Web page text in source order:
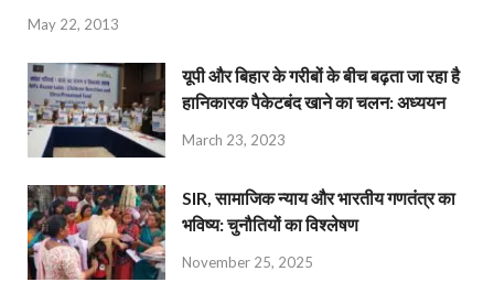
May 22, 2013
यूपी और बिहार के गरीबों के बीच बढ़ता जा रहा है
हानिकारक पैकेटबंद खाने का चलन: अध्ययन
March 23, 2023
SIR, सामाजिक न्याय और भारतीय गणतंत्र का
भविष्य: चुनौतियों का विश्लेषण
November 25, 2025